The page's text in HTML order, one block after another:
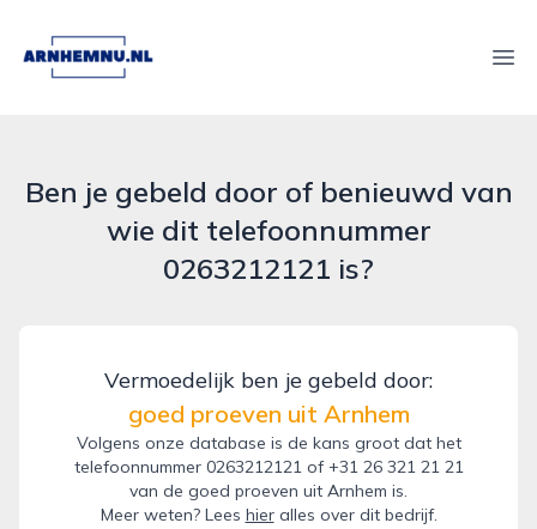
arnhemnu.nl
Ben je gebeld door of benieuwd van
wie dit telefoonnummer
0263212121 is?
Vermoedelijk ben je gebeld door:
goed proeven uit Arnhem
Volgens onze database is de kans groot dat het
telefoonnummer 0263212121 of +31 26 321 21 21
van de goed proeven uit Arnhem is.
Meer weten? Lees hieralles over dit bedrijf.